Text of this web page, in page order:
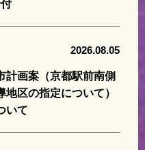
2026.08.05
計画案（京都駅前南側
区の指定について）
いて